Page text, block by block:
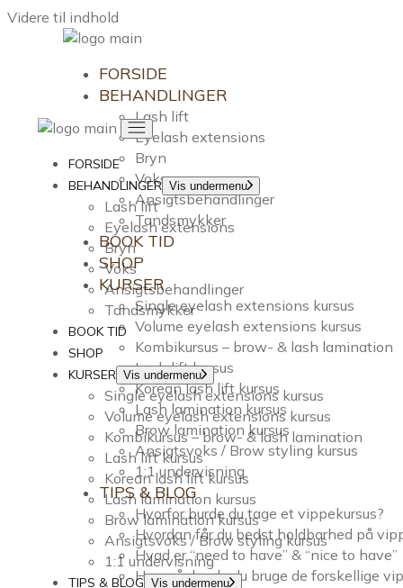
Videre til indhold
FORSIDE
BEHANDLINGER
Lash lift
Eyelash extensions
Bryn
Voks
Ansigtsbehandlinger
Tandsmykker
BOOK TID
SHOP
KURSER
Single eyelash extensions kursus
Volume eyelash extensions kursus
Kombikursus – brow- & lash lamination
Lash lift kursus
Korean lash lift kursus
Lash lamination kursus
Brow lamination kursus
Ansigtsvoks / Brow styling kursus
1:1 undervisning
TIPS & BLOG
Hvorfor burde du tage et vippekursus?
Hvordan får du bedst holdbarhed på
Hvad er “need to have” & “nice to have”
Hvornår burde du bruge de forskellige
FORSIDE
BEHANDLINGER Vis undermenu
Lash lift
Eyelash extensions
Bryn
Voks
Ansigtsbehandlinger
Tandsmykker
BOOK TID
SHOP
KURSER Vis undermenu
Single eyelash extensions kursus
Volume eyelash extensions kursus
Kombikursus – brow- & lash lamination
Lash lift kursus
Korean lash lift kursus
Lash lamination kursus
Brow lamination kursus
Ansigtsvoks / Brow styling kursus
1:1 undervisning
TIPS & BLOG Vis undermenu